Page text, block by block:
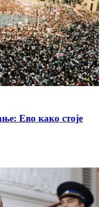
Ево како стоје